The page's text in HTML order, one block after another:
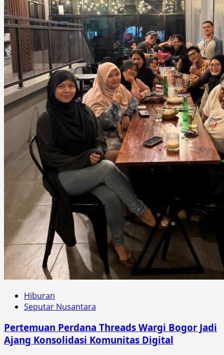
Hiburan
Seputar Nusantara
Pertemuan Perdana Threads Wargi Bogor Jadi
Ajang Konsolidasi Komunitas Digital